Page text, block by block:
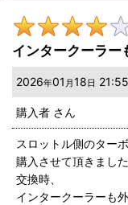
坂でも力不足を感じ
感じなくなりました
これでひとまず吸排
インタークーラー
2026年01 月 18 日 21:55
購入者 さん
スロットル側のター
購入させて頂きました
交換時、
インタークーラーも